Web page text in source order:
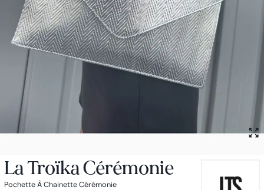
Porte monnaie
Bagagerie
Bagages
Accessoires
Sac de voyage
Nos conseils
Nos Marques
Nos chaussettes
Collection : Les sacs de cours
La Troïka Cérémonie
Pochette À Chainette Cérémonie